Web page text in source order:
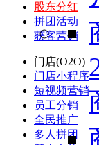
股东分红
拼团活动
获客营销
门店(O2O)
门店小程序
短视频营销
员工分销
全民推广
多人拼团